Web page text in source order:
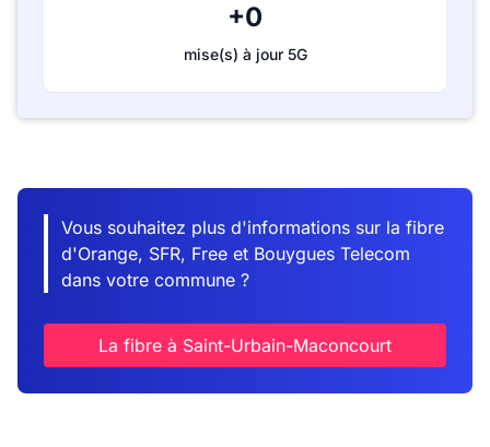
+0
mise(s) à jour 5G
Vous souhaitez plus d'informations sur la fibre
d'Orange, SFR, Free et Bouygues Telecom
dans votre commune ?
La fibre à Saint-Urbain-Maconcourt